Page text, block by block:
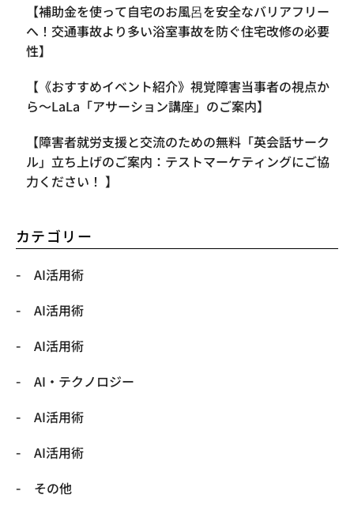
【補助金を使って自宅のお風呂を安全なバリアフリー
へ！交通事故より多い浴室事故を防ぐ住宅改修の必要
性】
【《おすすめイベント紹介》視覚障害当事者の視点か
ら〜LaLa「アサーション講座」のご案内】
【​障害者就労支援と交流のための無料「英会話サーク
ル」立ち上げのご案内：テストマーケティングにご協
力ください！ 】
カテゴリー
AI活用術
AI活用術
AI活用術
​AI・テクノロジー
​AI活用術
​AI活用術
​その他